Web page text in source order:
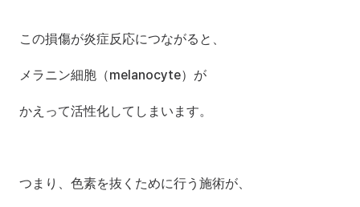
この損傷が炎症反応につながると、
メラニン細胞（melanocyte）が
かえって活性化してしまいます。
つまり、色素を抜くために行う施術が、